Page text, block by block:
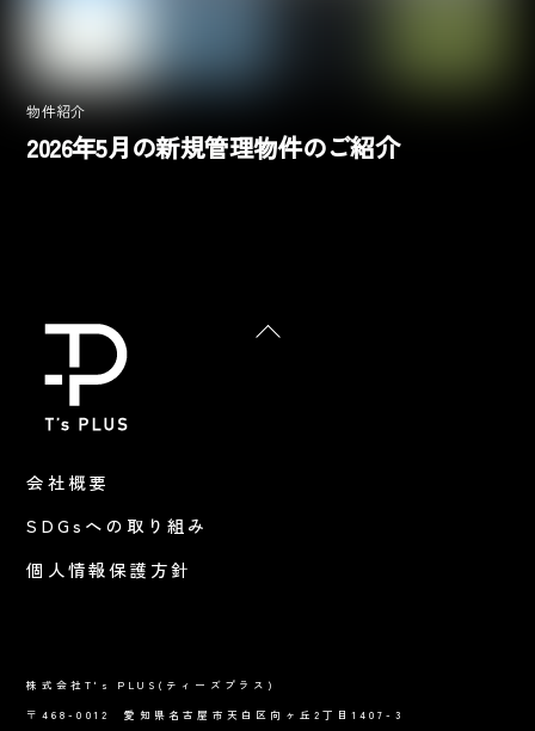
物件紹介
2026年5月の新規管理物件のご紹介
Back
会社概要
SDGsへの取り組み
個人情報保護方針
株式会社T's PLUS(ティーズプラス)
〒468-0012 愛知県名古屋市天白区向ヶ丘2丁目1407-3